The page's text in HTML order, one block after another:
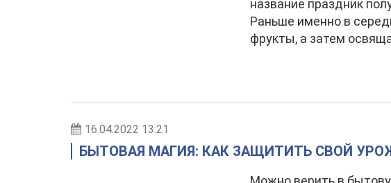
название праздник
Раньше именно в
фрукты, а затем
16.04.2022 13:21
БЫТОВАЯ МАГИЯ: КАК ЗАЩИТИТЬ СВОЙ